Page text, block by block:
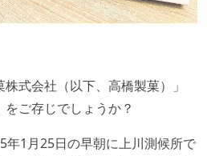
式会社（以下、高橋製菓）」
ご存じでしょうか？
年1月25日の早朝に上川測候所で